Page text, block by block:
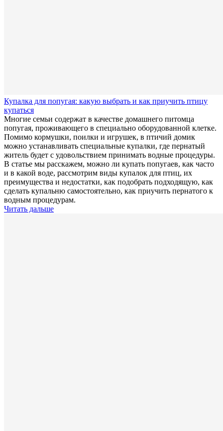
Купалка для попугая: какую выбрать и как приучить птицу
купаться
Многие семьи содержат в качестве домашнего питомца
попугая, проживающего в специально оборудованной клетке.
Помимо кормушки, поилки и игрушек, в птичий домик
можно устанавливать специальные купалки, где пернатый
житель будет с удовольствием принимать водные процедуры.
В статье мы расскажем, можно ли купать попугаев, как часто
и в какой воде, рассмотрим виды купалок для птиц, их
преимущества и недостатки, как подобрать подходящую, как
сделать купальню самостоятельно, как приучить пернатого к
водным процедурам.
Читать дальше